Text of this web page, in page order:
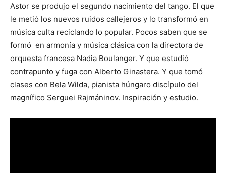
Astor se produjo el segundo nacimiento del tango. El que
le metió los nuevos ruidos callejeros y lo transformó en
música culta reciclando lo popular. Pocos saben que se
formó en armonía y música clásica con la directora de
orquesta francesa Nadia Boulanger. Y que estudió
contrapunto y fuga con Alberto Ginastera. Y que tomó
clases con Bela Wilda, pianista húngaro discípulo del
magnífico Serguei Rajmáninov. Inspiración y estudio.